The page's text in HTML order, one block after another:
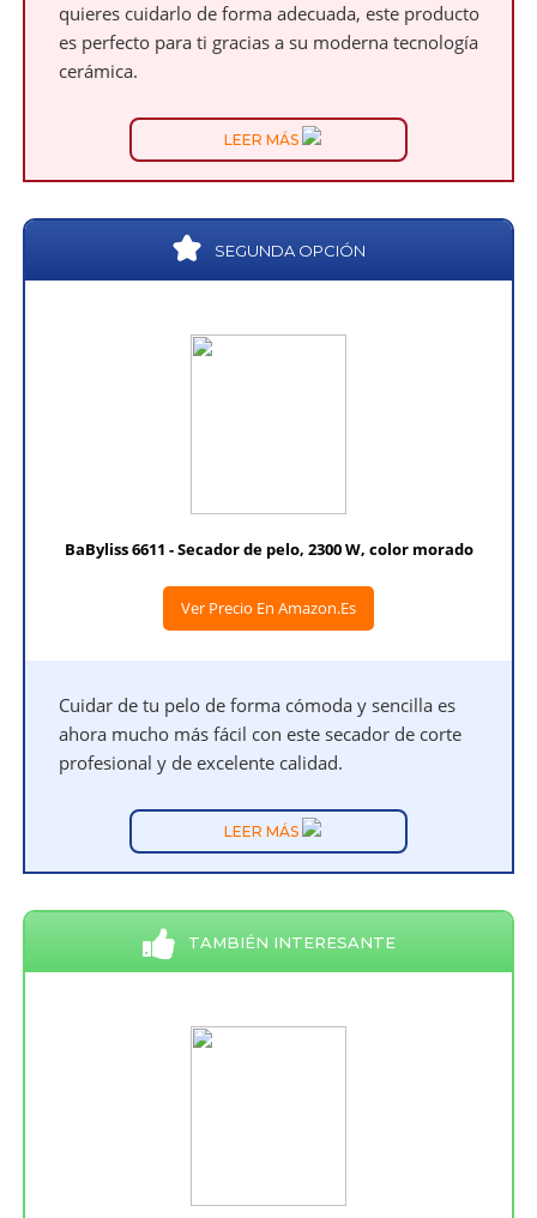
quieres cuidarlo de forma adecuada, este producto
es perfecto para ti gracias a su moderna tecnología
cerámica.
LEER MÁS
SEGUNDA OPCIÓN
BaByliss 6611 - Secador de pelo, 2300 W, color morado
Ver Precio En Amazon.es
Cuidar de tu pelo de forma cómoda y sencilla es
ahora mucho más fácil con este secador de corte
profesional y de excelente calidad.
LEER MÁS
TAMBIÉN INTERESANTE